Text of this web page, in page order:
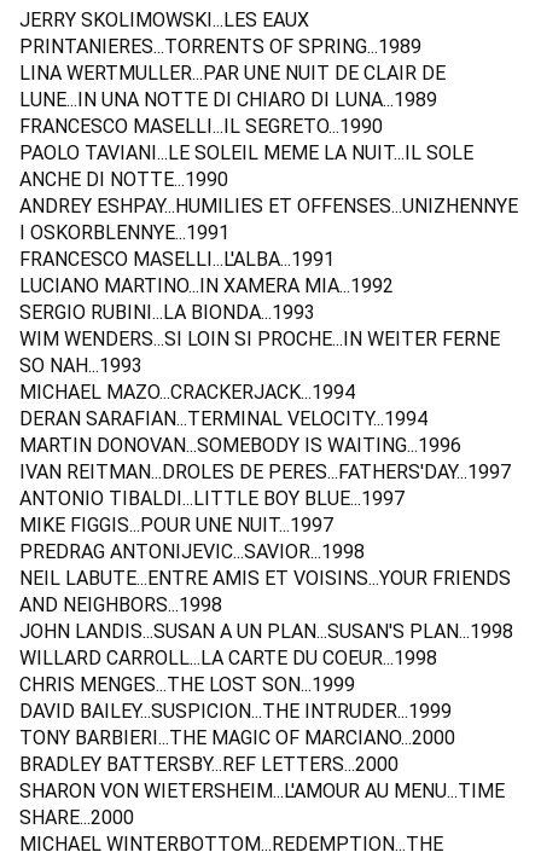
JERRY SKOLIMOWSKI...LES EAUX
PRINTANIERES...TORRENTS OF SPRING...1989
LINA WERTMULLER...PAR UNE NUIT DE CLAIR DE
LUNE...IN UNA NOTTE DI CHIARO DI LUNA...1989
FRANCESCO MASELLI...IL SEGRETO...1990
PAOLO TAVIANI...LE SOLEIL MEME LA NUIT...IL SOLE
ANCHE DI NOTTE...1990
ANDREY ESHPAY...HUMILIES ET OFFENSES...UNIZHENNYE
I OSKORBLENNYE...1991
FRANCESCO MASELLI...L'ALBA...1991
LUCIANO MARTINO...IN XAMERA MIA...1992
SERGIO RUBINI...LA BIONDA...1993
WIM WENDERS...SI LOIN SI PROCHE...IN WEITER FERNE
SO NAH...1993
MICHAEL MAZO...CRACKERJACK...1994
DERAN SARAFIAN...TERMINAL VELOCITY...1994
MARTIN DONOVAN...SOMEBODY IS WAITING...1996
IVAN REITMAN...DROLES DE PERES...FATHERS'DAY...1997
ANTONIO TIBALDI...LITTLE BOY BLUE...1997
MIKE FIGGIS...POUR UNE NUIT...1997
PREDRAG ANTONIJEVIC...SAVIOR...1998
NEIL LABUTE...ENTRE AMIS ET VOISINS...YOUR FRIENDS
AND NEIGHBORS...1998
JOHN LANDIS...SUSAN A UN PLAN...SUSAN'S PLAN...1998
WILLARD CARROLL...LA CARTE DU COEUR...1998
CHRIS MENGES...THE LOST SON...1999
DAVID BAILEY...SUSPICION...THE INTRUDER...1999
TONY BARBIERI...THE MAGIC OF MARCIANO...2000
BRADLEY BATTERSBY...REF LETTERS...2000
SHARON VON WIETERSHEIM...L'AMOUR AU MENU...TIME
SHARE...2000
MICHAEL WINTERBOTTOM...REDEMPTION...THE